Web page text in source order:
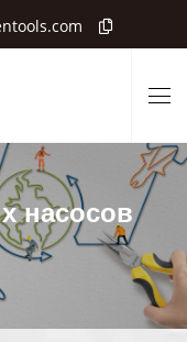
насосов